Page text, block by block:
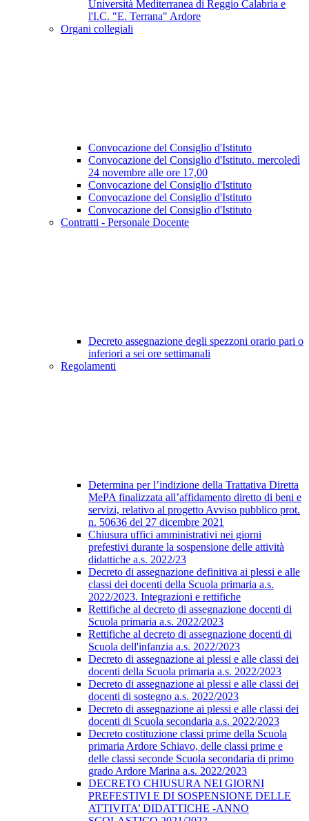
Università Mediterranea di Reggio Calabria e
l'I.C. "E. Terrana" Ardore
Organi collegiali
Convocazione del Consiglio d'Istituto
Convocazione del Consiglio d'Istituto. mercoledì
24 novembre alle ore 17,00
Convocazione del Consiglio d'Istituto
Convocazione del Consiglio d'Istituto
Convocazione del Consiglio d'Istituto
Contratti - Personale Docente
Decreto assegnazione degli spezzoni orario pari o
inferiori a sei ore settimanali
Regolamenti
Determina per l’indizione della Trattativa Diretta
MePA finalizzata all’affidamento diretto di beni e
servizi, relativo al progetto Avviso pubblico prot.
n. 50636 del 27 dicembre 2021
Chiusura uffici amministrativi nei giorni
prefestivi durante la sospensione delle attività
didattiche a.s. 2022/23
Decreto di assegnazione definitiva ai plessi e alle
classi dei docenti della Scuola primaria a.s.
2022/2023. Integrazioni e rettifiche
Rettifiche al decreto di assegnazione docenti di
Scuola primaria a.s. 2022/2023
Rettifiche al decreto di assegnazione docenti di
Scuola dell'infanzia a.s. 2022/2023
Decreto di assegnazione ai plessi e alle classi dei
docenti della Scuola primaria a.s. 2022/2023
Decreto di assegnazione ai plessi e alle classi dei
docenti di sostegno a.s. 2022/2023
Decreto di assegnazione ai plessi e alle classi dei
docenti di Scuola secondaria a.s. 2022/2023
Decreto costituzione classi prime della Scuola
primaria Ardore Schiavo, delle classi prime e
delle classi seconde Scuola secondaria di primo
grado Ardore Marina a.s. 2022/2023
DECRETO CHIUSURA NEI GIORNI
PREFESTIVI E DI SOSPENSIONE DELLE
ATTIVITA’ DIDATTICHE -ANNO